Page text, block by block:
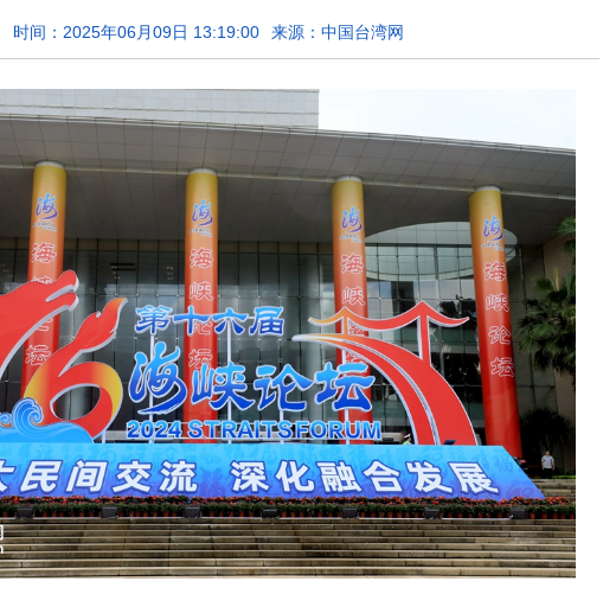
时间：2025年06月09日 13:19:00 来源：中国台湾网